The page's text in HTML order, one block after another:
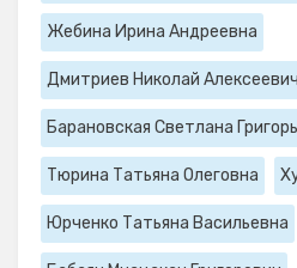
Жебина Ирина Андреевна
Дмитриев Николай Алексеевич
Барановская Светлана
Тюрина Татьяна Олеговна
Юрченко Татьяна Васильевна